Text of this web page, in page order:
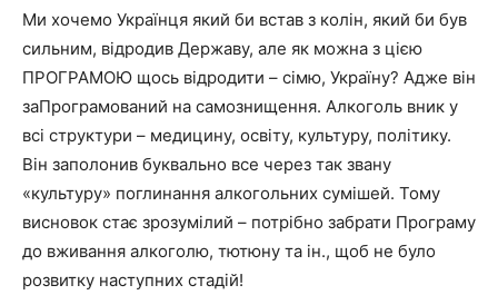
Ми хочемо Українця який би встав з колін, який би був
сильним, відродив Державу, але як можна з цією
ПРОГРАМОЮ щось відродити – сімю, Україну? Адже він
заПрограмований на самознищення. Алкоголь вник у
всі структури – медицину, освіту, культуру, політику.
Він заполонив буквально все через так звану
«культуру» поглинання алкогольних сумішей. Тому
висновок стає зрозумілий – потрібно забрати Програму
до вживання алкоголю, тютюну та ін., щоб не було
розвитку наступних стадій!